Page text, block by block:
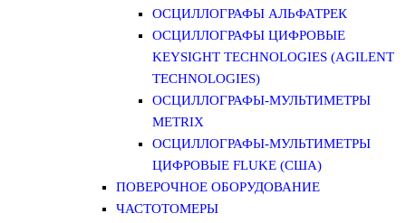
ОСЦИЛЛОГРАФЫ АЛЬФАТРЕК
ОСЦИЛЛОГРАФЫ ЦИФРОВЫЕ
KEYSIGHT TECHNOLOGIES (AGILENT
TECHNOLOGIES)
ОСЦИЛЛОГРАФЫ-МУЛЬТИМЕТРЫ
METRIX
ОСЦИЛЛОГРАФЫ-МУЛЬТИМЕТРЫ
ЦИФРОВЫЕ FLUKE (США)
ПОВЕРОЧНОЕ ОБОРУДОВАНИЕ
ЧАСТОТОМЕРЫ